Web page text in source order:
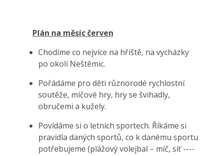
Plán na měsíc červen
Chodíme co nejvíce na hřiště, na vycházky
po okolí Neštěmic.
Pořádáme pro děti různorodé rychlostní
soutěže, míčové hry, hry se švihadly,
obručemi a kužely.
Povídáme si o letních sportech. Říkáme si
pravidla daných sportů, co k danému sportu
potřebujeme (plážový volejbal – míč, síť ----